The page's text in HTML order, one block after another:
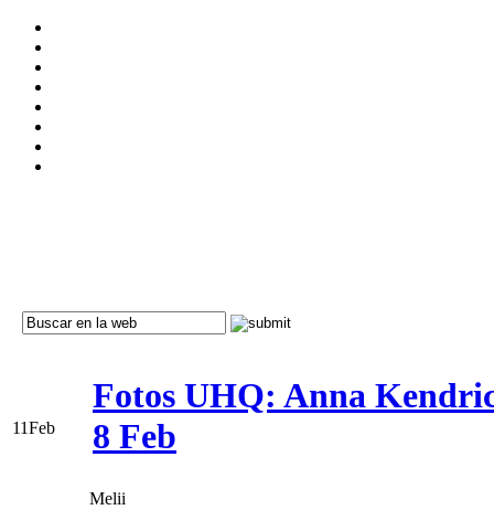
11Feb
Fotos UHQ: Anna
8 Feb
Melii